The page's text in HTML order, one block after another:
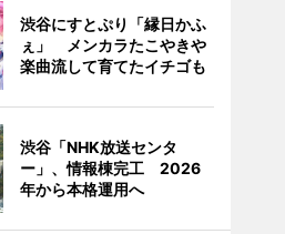
渋谷にすとぷり「縁日かふ
ぇ」 メンカラたこやきや
楽曲流して育てたイチゴも
渋谷「NHK放送センタ
ー」、情報棟完工 2026
年から本格運用へ